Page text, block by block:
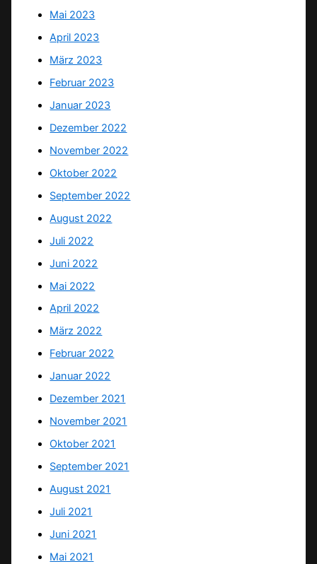
Mai 2023
April 2023
März 2023
Februar 2023
Januar 2023
Dezember 2022
November 2022
Oktober 2022
September 2022
August 2022
Juli 2022
Juni 2022
Mai 2022
April 2022
März 2022
Februar 2022
Januar 2022
Dezember 2021
November 2021
Oktober 2021
September 2021
August 2021
Juli 2021
Juni 2021
Mai 2021